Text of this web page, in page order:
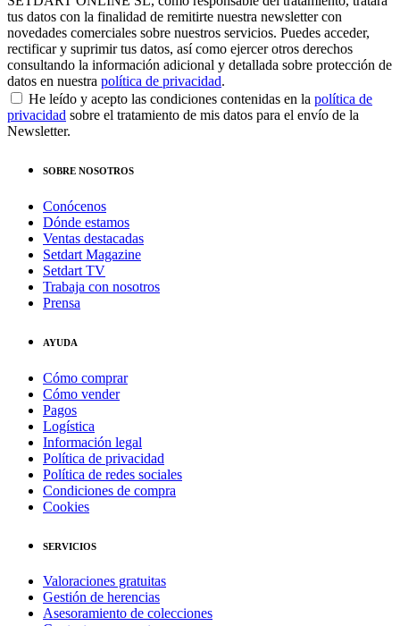
tus datos con la finalidad de remitirte nuestra newsletter con
novedades comerciales sobre nuestros servicios. Puedes acceder,
rectificar y suprimir tus datos, así como ejercer otros derechos
consultando la información adicional y detallada sobre protección de
datos en nuestra política de privacidad.
He leído y acepto las condiciones contenidas en la política de
privacidad sobre el tratamiento de mis datos para el envío de la
Newsletter.
SOBRE NOSOTROS
Conócenos
Dónde estamos
Ventas destacadas
Setdart Magazine
Setdart TV
Trabaja con nosotros
Prensa
AYUDA
Cómo comprar
Cómo vender
Pagos
Logística
Información legal
Política de privacidad
Política de redes sociales
Condiciones de compra
Cookies
SERVICIOS
Valoraciones gratuitas
Gestión de herencias
Asesoramiento de colecciones